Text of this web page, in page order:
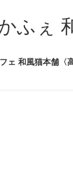
ふぇ
ェ 和風猫本舗〈